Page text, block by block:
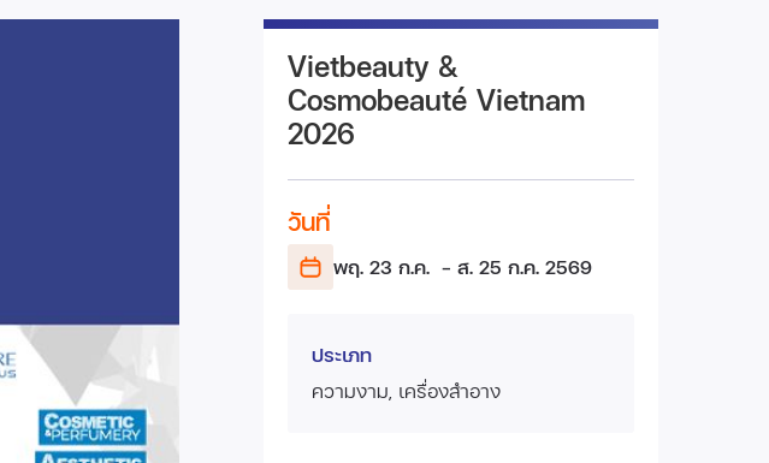
Vietbeauty &
Cosmobeauté Vietnam
2026
วันที่
พฤ. 23 ก.ค. - ส. 25 ก.ค. 2569
ประเภท
ความงาม, เครื่องสำอาง